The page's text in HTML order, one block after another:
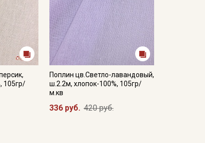
105гр/
Поплин цв.Светло-лавандовый,
ш.2.2м, хлопок-100%, 105гр/
м.кв
336 руб. 420 руб.